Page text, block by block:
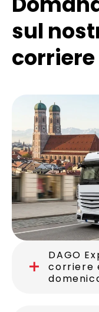
sul
corriere
DAGO
corriere